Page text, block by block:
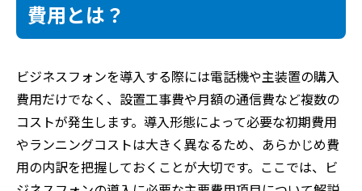
費用とは？
ビジネスフォンを導入する際には電話機や主装置の購入
費用だけでなく、設置工事費や月額の通信費など複数の
コストが発生します。導入形態によって必要な初期費用
やランニングコストは大きく異なるため、あらかじめ費
用の内訳を把握しておくことが大切です。ここでは、ビ